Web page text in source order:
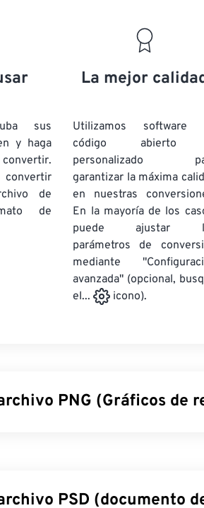
sus
y haga
de
de
La mejor
Utilizamos software
código abierto
personalizado
garantizar la máxima
en nuestras
En la mayoría de los
puede ajustar
parámetros de
mediante
avanzada" (opcional,
el...
icono).
PNG (Gráficos de
con mayor transparencia
PSD (documento